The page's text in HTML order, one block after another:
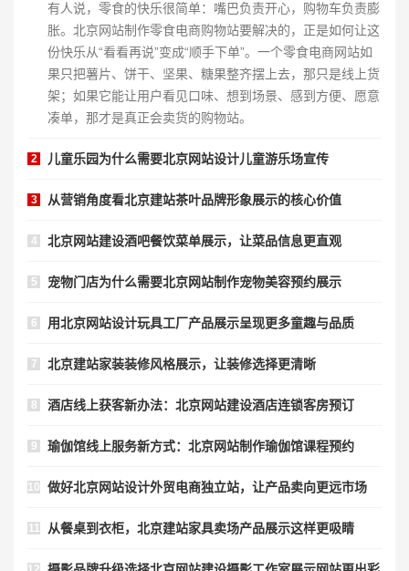
有人说，零食的快乐很简单：嘴巴负责开心，购物车负责膨
胀。北京网站制作零食电商购物站要解决的，正是如何让这
份快乐从“看看再说”变成“顺手下单”。一个零食电商网站如
果只把薯片、饼干、坚果、糖果整齐摆上去，那只是线上货
架；如果它能让用户看见口味、想到场景、感到方便、愿意
凑单，那才是真正会卖货的购物站。
2 儿童乐园为什么需要北京网站设计儿童游乐场宣传
3 从营销角度看北京建站茶叶品牌形象展示的核心价值
4 北京网站建设酒吧餐饮菜单展示，让菜品信息更直观
5 宠物门店为什么需要北京网站制作宠物美容预约展示
6 用北京网站设计玩具工厂产品展示呈现更多童趣与品质
7 北京建站家装装修风格展示，让装修选择更清晰
8 酒店线上获客新办法：北京网站建设酒店连锁客房预订
9 瑜伽馆线上服务新方式：北京网站制作瑜伽馆课程预约
10 做好北京网站设计外贸电商独立站，让产品卖向更远市场
11 从餐桌到衣柜，北京建站家具卖场产品展示这样更吸睛